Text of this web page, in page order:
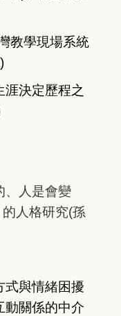
教學現場系統
決定歷程之
、人是會變
人格研究(孫
式與情緒困擾
動關係的中介